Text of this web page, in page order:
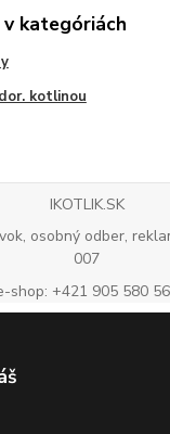
kategóriách
kotlinou
IKOTLIK.SK
osobný odber,
007
shop: +421 905 580